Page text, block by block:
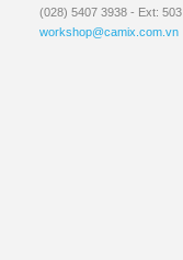
(028) 5407 3938 - Ext: 503
workshop@camix.com.vn